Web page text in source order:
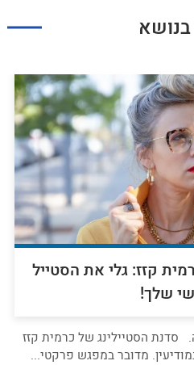
בנושא
קזז: גלי את הסטייל
שלך!
סדנת הסטיילינג של כרמית קזז